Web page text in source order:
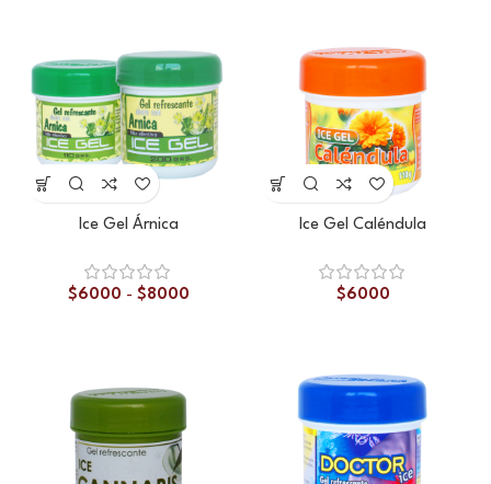
Ice Gel Árnica
$6000 - $8000
Ice Gel Caléndula
$6000